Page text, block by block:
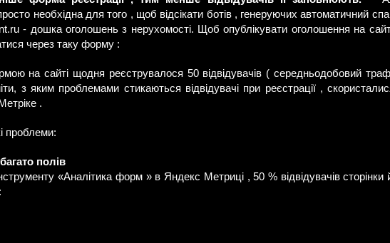
необхідна для того , щоб відсікати ботів , генеруючих автоматичний
- дошка оголошень з нерухомості. Щоб опублікувати оголошення на
через таку форму :
на сайті щодня реєструвалося 50 відвідувачів ( середньодобовий
з яким проблемами стикаються відвідувачі при реєстрації ,
.
проблеми:
полів
«Аналітика форм » в Яндекс Метриці , 50 % відвідувачів